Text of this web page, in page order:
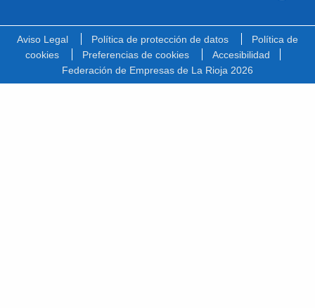
Aviso Legal Política de protección de datos
Política de
cookies
Preferencias de cookies
Accesibilidad
Federación de Empresas de La Rioja 2026